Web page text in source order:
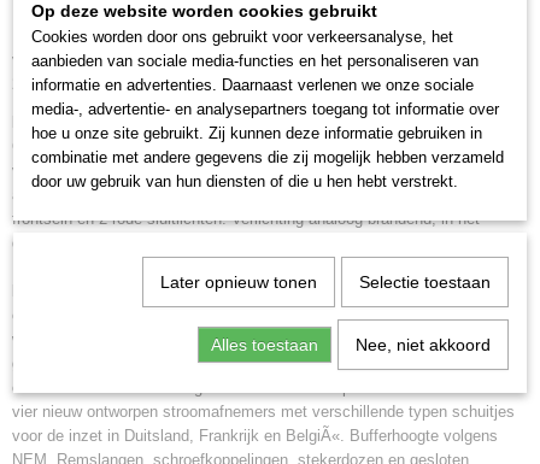
Aansturing
Digitaal
Staat
Nieuw
Elektrische locomotief bouwserie 186 van de Deutsche Bahn AG. Kleur
verkeersrood. Locomotiefnummer 186 339-8. In de bedrijfstoestand vanaf
2019.
Model:
Met digitale mfx+ decoder met uitgebreide geluidsfuncties.
Centraal ingebouwde, geregelde hoogvermogens aandrijving met
vliegwiel. Allevier de assen worden door middel van een cardanas
aangedreven. Met antislip banden. Met de rijrichting wisselend driepunts
frontsein en 2 rode sluitlichten. Verlichting analoog brandend, in het
digitale bedrijf schakelbaar. Schijnwerper apart in te schakelen.
licht functie. Verlichting in de cabines en verlichting van de stuurtafels
onafhankelijk van elkaar te bedienen. Verlichting met onderhoudsvrije
warm-witte en rode lichtdiodes (LED). Met buffercondensator. Veel apart
gemonteerde onderdelen, zoals handleiders, zandkasten, UIC-
contactdozen en dakleidingen. Gedetailleerde opbouw van het dak met
vier nieuw ontworpen stroomafnemers met verschillende typen schuitjes
voor de inzet in Duitsland, Frankrijk en BelgiÃ«. Bufferhoogte volgens
NEM. Remslangen, schroefkoppelingen, stekerdozen en gesloten
Op deze website worden cookies gebruikt
Cookies worden door ons gebruikt voor verkeersanalyse, het
aanbieden van sociale media-functies en het personaliseren van
informatie en advertenties. Daarnaast verlenen we onze sociale
media-, advertentie- en analysepartners toegang tot informatie over
hoe u onze site gebruikt. Zij kunnen deze informatie gebruiken in
combinatie met andere gegevens die zij mogelijk hebben verzameld
door uw gebruik van hun diensten of die u hen hebt verstrekt.
Later opnieuw tonen Selectie toestaan
Alles toestaan Nee, niet akkoord